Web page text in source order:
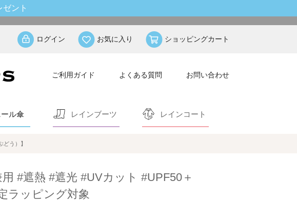
ント
ログイン お気に入り ショッピングカート
ご利用ガイド よくある質問 お問い合わせ
ル傘 レインブーツ レインコート
う）】
#遮熱 #遮光 #UVカット #UPF50＋
ラッピング対象